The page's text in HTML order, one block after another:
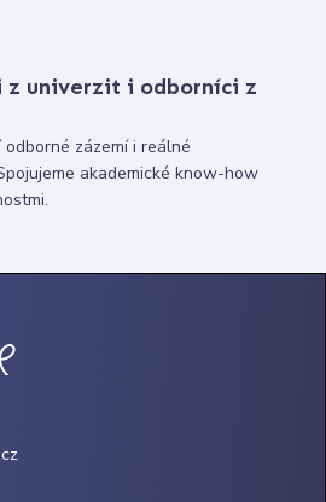
z univerzit i odborníci z
zázemí i reálné
akademické know-how